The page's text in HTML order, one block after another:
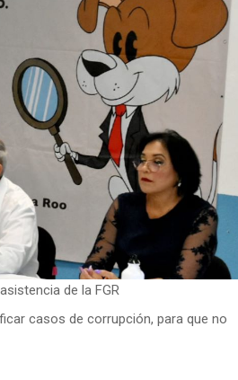
de la FGR
casos de corrupción, para que no